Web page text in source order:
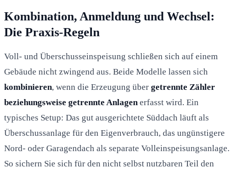
Kombination, Anmeldung und Wechsel:
Die Praxis-Regeln
Voll- und Überschusseinspeisung schließen sich auf einem
Gebäude nicht zwingend aus. Beide Modelle lassen sich
kombinieren, wenn die Erzeugung über getrennte Zähler
beziehungsweise getrennte Anlagen erfasst wird. Ein
typisches Setup: Das gut ausgerichtete Süddach läuft als
Überschussanlage für den Eigenverbrauch, das ungünstigere
Nord- oder Garagendach als separate Volleinspeisungsanlage.
So sichern Sie sich für den nicht selbst nutzbaren Teil den